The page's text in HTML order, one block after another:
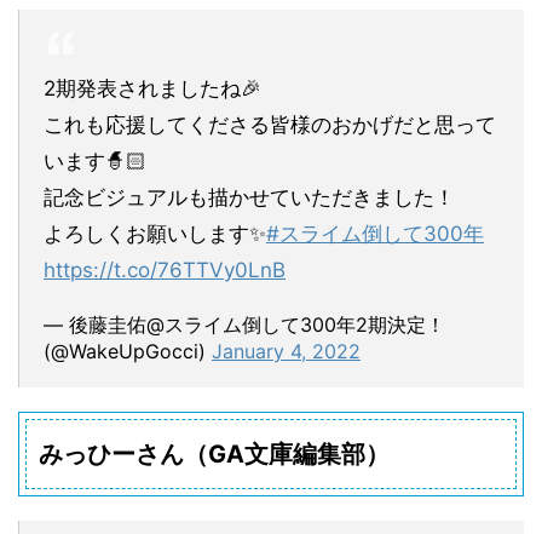
2期発表されましたね🎉
これも応援してくださる皆様のおかげだと思って
います🧙🏻
記念ビジュアルも描かせていただきました！
よろしくお願いします✨#スライム倒して300年
https://t.co/76TTVy0LnB
— 後藤圭佑@スライム倒して300年2期決定！
(@WakeUpGocci) January 4, 2022
みっひーさん（GA文庫編集部）